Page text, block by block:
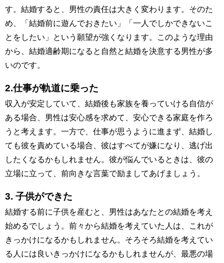
す。結婚すると、男性の責任は大きく変わります。そのた
め、「結婚前に遊んでおきたい」「一人でしかできないこ
とをしたい」という願望が強くなります。このような理由
から、結婚適齢期になると自然と結婚を決意する男性が多
いのです。
2.仕事が軌道に乗った
収入が安定していて、結婚後も家族を養っていける自信が
ある場合、男性は安心感を求めて、安心できる家庭を作ろ
うと考えます。一方で、仕事が思うように進まず、結婚し
ても彼を責めている場合、彼はすべてが嫌になり、逃げ出
したくなるかもしれません。彼が悩んでいるときは、彼の
立場に立って、前向きな言葉で励ましてあげましょう。
3. 子供ができた
結婚する前に子供を産むと、男性はあなたとの結婚を考え
始めるでしょう。前々から結婚を考えていた人は、これが
きっかけになるかもしれません。そろそろ結婚を考えてい
る人には良いきっかけになるかもしれませんが、最悪の場